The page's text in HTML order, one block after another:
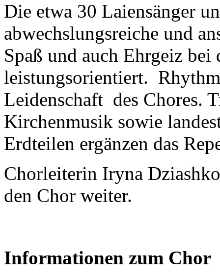
Die etwa 30 Laiensänger
abwechslungsreiche und
Spaß und auch Ehrgeiz bei
leistungsorientiert.
Leidenschaft des Chores.
Kirchenmusik sowie
Erdteilen ergänzen das
Chorleiterin Iryna
den Chor weiter.
Informationen zum Chor